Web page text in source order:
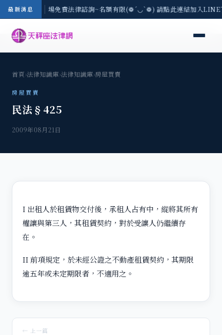
最新消息
區-8/3(一) 現場免費法律諮詢~名額有限(❁´◡`❁) 請點此連結加入
首頁›法律知識庫›法律知識庫›房屋買賣
房屋買賣
民法§425
2009年08月21日
I 出租人於租賃物交付後，承租人占有中，縱將其所有
權讓與第三人，其租賃契約，對於受讓人仍繼續存
在。
II 前項規定，於未經公證之不動產租賃契約，其期限
逾五年或未定期限者，不適用之。
← 上一篇